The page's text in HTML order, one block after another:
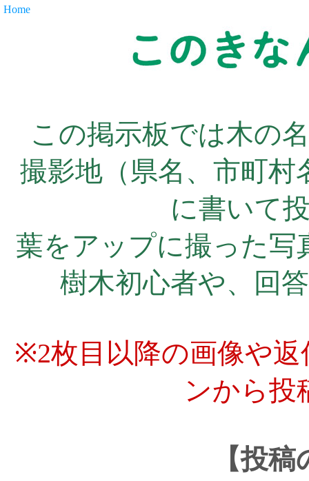
Home
この掲示板では木の
撮影地（県名、市町村
に書いて
葉をアップに撮った写
樹木初心者や、回
※2枚目以降の画像や
ンから投
【投